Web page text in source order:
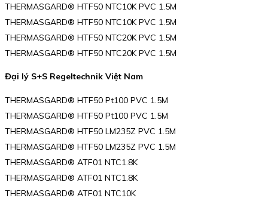
THERMASGARD® HTF50 NTC10K PVC 1.5M
THERMASGARD® HTF50 NTC10K PVC 1.5M
THERMASGARD® HTF50 NTC20K PVC 1.5M
THERMASGARD® HTF50 NTC20K PVC 1.5M
Đại lý S+S Regeltechnik Việt Nam
THERMASGARD® HTF50 Pt100 PVC 1.5M
THERMASGARD® HTF50 Pt100 PVC 1.5M
THERMASGARD® HTF50 LM235Z PVC 1.5M
THERMASGARD® HTF50 LM235Z PVC 1.5M
THERMASGARD® ATF01 NTC1.8K
THERMASGARD® ATF01 NTC1.8K
THERMASGARD® ATF01 NTC10K